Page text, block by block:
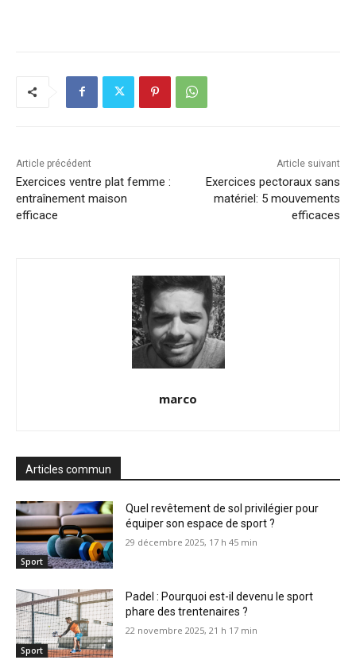
Article précédent
Exercices ventre plat femme :
entraînement maison
efficace
Article suivant
Exercices pectoraux sans
matériel: 5 mouvements
efficaces
marco
Articles commun
Sport
Quel revêtement de sol privilégier pour
équiper son espace de sport ?
29 décembre 2025, 17 h 45 min
Sport
Padel : Pourquoi est-il devenu le sport
phare des trentenaires ?
22 novembre 2025, 21 h 17 min